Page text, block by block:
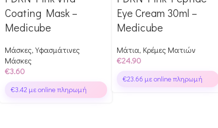
Glow Points!
Coating Mask –
Medicube
Μάσκες, Υφασμάτινες
Μάσκες
€3.60
€3.42 με online πληρωμή
Glow Points!
Eye Cream 30ml –
Medicube
Μάτια, Κρέμες Ματιών
€24.90
€23.66 με online πληρωμή